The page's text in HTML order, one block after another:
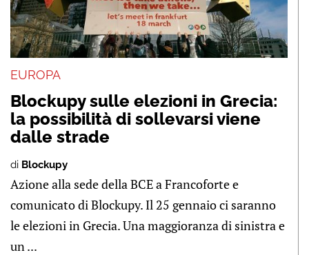
EUROPA
Blockupy sulle elezioni in Grecia:
la possibilità di sollevarsi viene
dalle strade
di Blockupy
Azione alla sede della BCE a Francoforte e
comunicato di Blockupy. Il 25 gennaio ci saranno
le elezioni in Grecia. Una maggioranza di sinistra e
un ...